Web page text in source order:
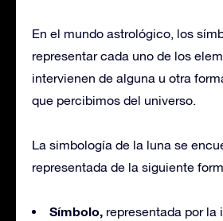
En el mundo astrológico, los
representar cada uno de los
intervienen de alguna u otra
que percibimos del universo.
La simbología de la luna se
representada de la siguiente
Símbolo, representada por la